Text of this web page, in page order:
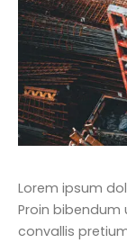
Lorem ipsum
Proin bibendum
convallis